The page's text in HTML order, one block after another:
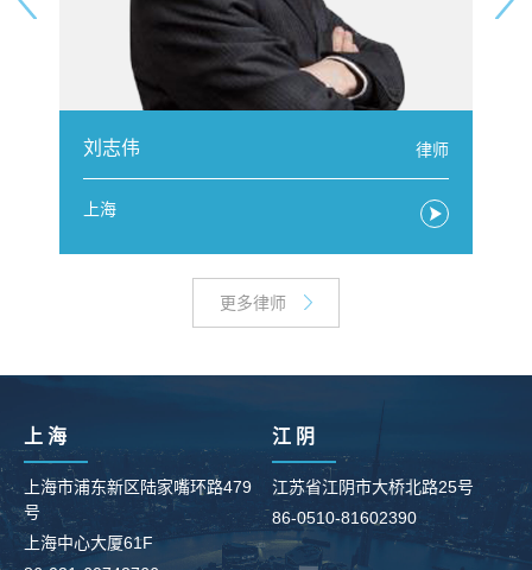
刘志伟 律师
上海
更多律师
上 海
上海市浦东新区陆家嘴环路479
号
上海中心大厦61F
江 阴
江苏省江阴市大桥北路25号
86-0510-81602390